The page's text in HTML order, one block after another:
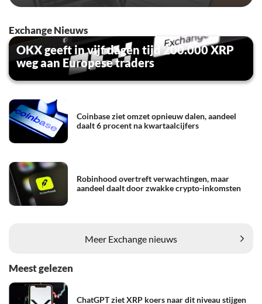
Exchange Nieuws
OKX geeft in vijf dagen tijd 200.000 XRP
weg aan Europese traders
Coinbase ziet omzet opnieuw dalen, aandeel
daalt 6 procent na kwartaalcijfers
Robinhood overtreft verwachtingen, maar
aandeel daalt door zwakke crypto-inkomsten
Meer Exchange nieuws
Meest gelezen
ChatGPT ziet XRP koers naar dit niveau stijgen